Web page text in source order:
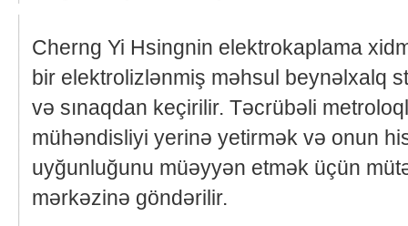
Cherng Yi Hsingnin elektrokaplama
bir elektrolizlənmiş məhsul beynəlxalq
və sınaqdan keçirilir. Təcrübəli
mühəndisliyi yerinə yetirmək və onun
uyğunluğunu müəyyən etmək üçün
mərkəzinə göndərilir.